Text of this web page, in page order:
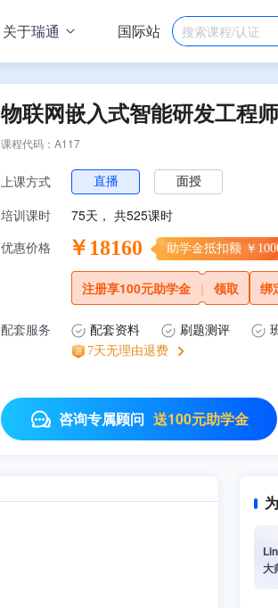
关于瑞通 国际站
物联网嵌入式智能研发工程师
课程代码：A117
上课方式 直播 面授
培训课时 75天， 共525课时
优惠价格 ￥18160 助学金抵扣额 ￥
注册享100元助学金 | 领取 绑
配套服务 配套资料 刷题测评
7天无理由退费
咨询专属顾问 送100元助学金
大